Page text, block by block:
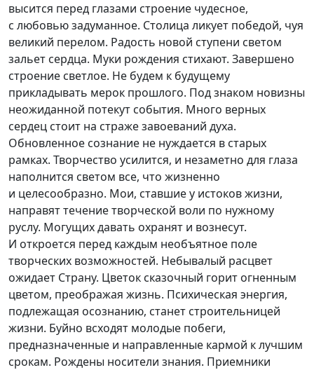
высится перед глазами строение чудесное,
с любовью задуманное. Столица ликует победой, чуя
великий перелом. Радость новой ступени светом
зальет сердца. Муки рождения стихают. Завершено
строение светлое. Не будем к будущему
прикладывать мерок прошлого. Под знаком новизны
неожиданной потекут события. Много верных
сердец стоит на страже завоеваний духа.
Обновленное сознание не нуждается в старых
рамках. Творчество усилится, и незаметно для глаза
наполнится светом все, что жизненно
и целесообразно. Мои, ставшие у истоков жизни,
направят течение творческой воли по нужному
руслу. Могущих давать охранят и вознесут.
И откроется перед каждым необъятное поле
творческих возможностей. Небывалый расцвет
ожидает Страну. Цветок сказочный горит огненным
цветом, преображая жизнь. Психическая энергия,
подлежащая осознанию, станет строительницей
жизни. Буйно всходят молодые побеги,
предназначенные и направленные кармой к лучшим
срокам. Рождены носители знания. Приемники